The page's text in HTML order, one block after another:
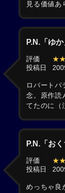
見る価値あ
P.N.「ゆ
評価 ★★
投稿日
ロバートパ
念。原作読
てたのに（
P.N.「お
評価
投稿日
めっちゃ良